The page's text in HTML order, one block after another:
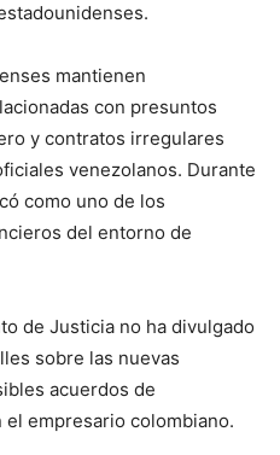
mantienen
con presuntos
y contratos irregulares
venezolanos. Durante
como uno de los
del entorno de
de Justicia no ha divulgado
sobre las nuevas
acuerdos de
empresario colombiano.